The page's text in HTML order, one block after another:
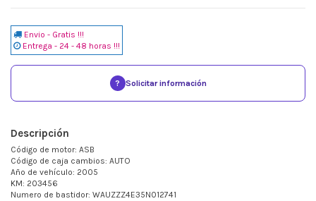
Envio - Gratis !!!
Entrega - 24 - 48 horas !!!
? Solicitar información
Descripción
Código de motor: ASB
Código de caja cambios: AUTO
Año de vehículo: 2005
KM: 203456
Numero de bastidor: WAUZZZ4E35N012741